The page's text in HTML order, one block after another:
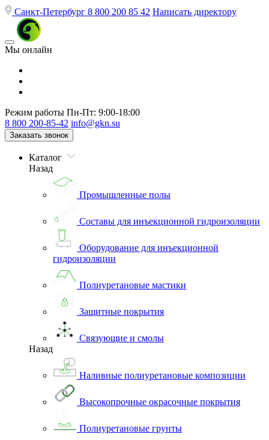
Санкт-Петербург 8 800 200 85 42 Написать директору
Мы онлайн
Режим работы Пн-Пт: 9:00-18:00
8 800 200-85-42 info@gkn.su
Заказать звонок
Каталог
Назад
Промышленные полы
Составы для инъекционной гидроизоляции
Оборудование для инъекционной
гидроизоляции
Полиуретановые мастики
Защитные покрытия
Связующие и смолы
Назад
Наливные полиуретановые композиции
Высокопрочные окрасочные покрытия
Полиуретановые грунты